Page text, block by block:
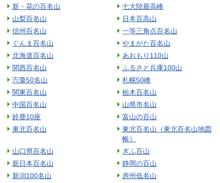
新・花の百名山
七大陸最高峰
山梨百名山
日本百高山
信州百名山
一等三角点百名山
ぐんま百名山
やまがた百名山
北海道百名山
あおもり110山
関西百名山
ふるさと兵庫100山
宍粟50名山
札幌50峰
関東百名山
栃木百名山
中国百名山
山県市名山
鈴鹿10座
富山の百山
東北百名山
東北百名山（東北百名山地図
帳）
山口県百名山
ぎふ百山
新日本百名山
静岡の百山
新潟100名山
房州低名山